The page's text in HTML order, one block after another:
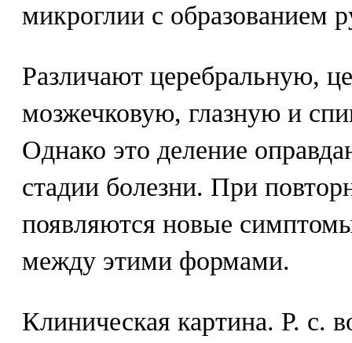
микроглии с образованием
Различают церебральную,
мозжечковую, глазную и
Однако это деление
стадии болезни. При
появляются новые
между этими формами.
Клиническая картина. Р. с.